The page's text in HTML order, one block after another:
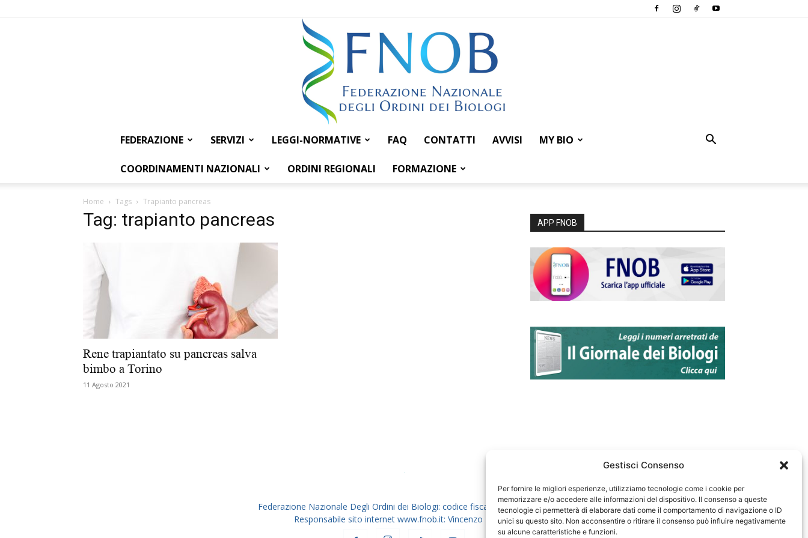
Gestisci Consenso
Per fornire le migliori esperienze, utilizziamo tecnologie come i cookie per
memorizzare e/o accedere alle informazioni del dispositivo. Il consenso a queste
tecnologie ci permetterà di elaborare dati come il comportamento di navigazione o ID
unici su questo sito. Non acconsentire o ritirare il consenso può influire negativamente
su alcune caratteristiche e funzioni.
Federazione
dei
FEDERAZIONE SERVIZI LEGGI-NORMATIVE FAQ CONTATTI AVVISI MY BIO
COORDINAMENTI NAZIONALI ORDINI REGIONALI FORMAZIONE
Home Tags Trapianto pancreas
Tag: trapianto pancreas
Rene trapiantato su pancreas salva
bimbo a Torino
11 Agosto 2021
APP FNOB
Federazione Nazionale Degli Ordini dei Biologi: codice fiscale 80069130583
Responsabile sito internet www.fnob.it: Vincenzo D'Anna